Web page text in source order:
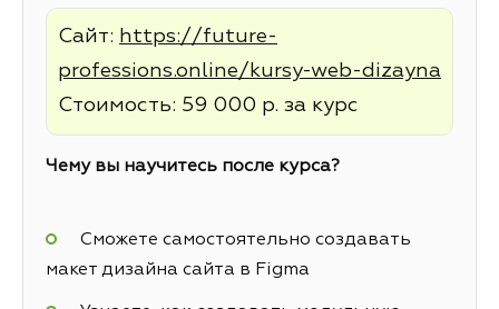
Сайт: https://future-
professions.online/kursy-web-dizayna
Стоимость: 59 000 р. за курс
Чему вы научитесь после курса?
Сможете самостоятельно создавать
макет дизайна сайта в Figma